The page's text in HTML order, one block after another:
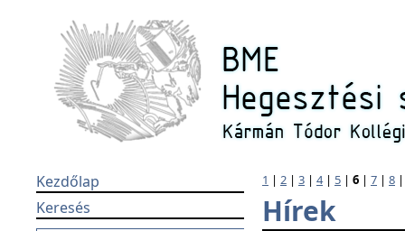
Kezdőlap
Keresés
1 | 2 | 3 | 4| 5 | 6 | 7 | 8
Hírek